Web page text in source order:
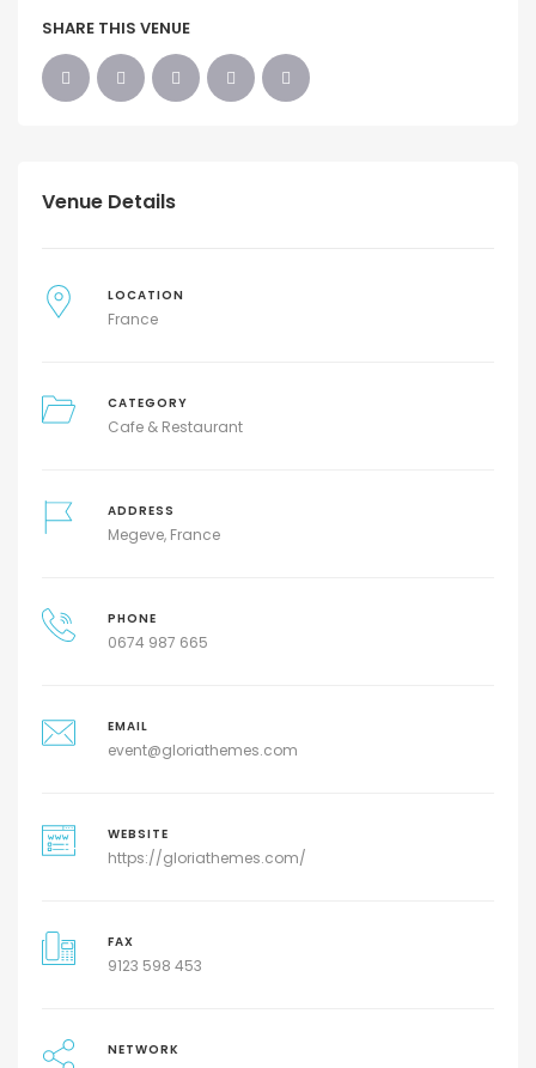
SHARE THIS VENUE
Venue Details
LOCATION
France
CATEGORY
Cafe & Restaurant
ADDRESS
Megeve, France
PHONE
0674 987 665
EMAIL
event@gloriathemes.com
WEBSITE
https://gloriathemes.com/
FAX
9123 598 453
NETWORK